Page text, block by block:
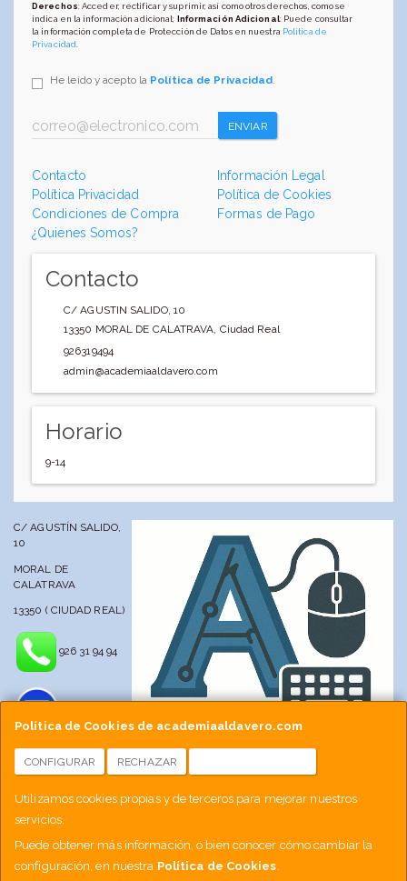
Política de Cookies de academiaaldavero.com
CONFIGURAR RECHAZAR
Utilizamos cookies propias y de terceros para mejorar nuestros
servicios.
Puede obtener más información, o bien conocer cómo cambiar la
configuración, en nuestra Política de Cookies.
Derechos: Acceder, rectificar y suprimir, así como otros derechos, como se
indica en la información adicional; Información Adicional: Puede consultar
la información completa de Protección de Datos en nuestra Política de
Privacidad
He leído y acepto la Política de Privacidad.
ENVIAR
Contacto
Información Legal
Política Privacidad
Política de Cookies
Condiciones de Compra
Formas de Pago
¿Quienes Somos?
Contacto
C/ AGUSTIN SALIDO, 10
13350 MORAL DE CALATRAVA, Ciudad Real
926319494
admin@academiaaldavero.com
Horario
9-14
C/ AGUSTÍN SALIDO,
10
MORAL DE
CALATRAVA
13350 ( CIUDAD REAL)
926 31 94 94